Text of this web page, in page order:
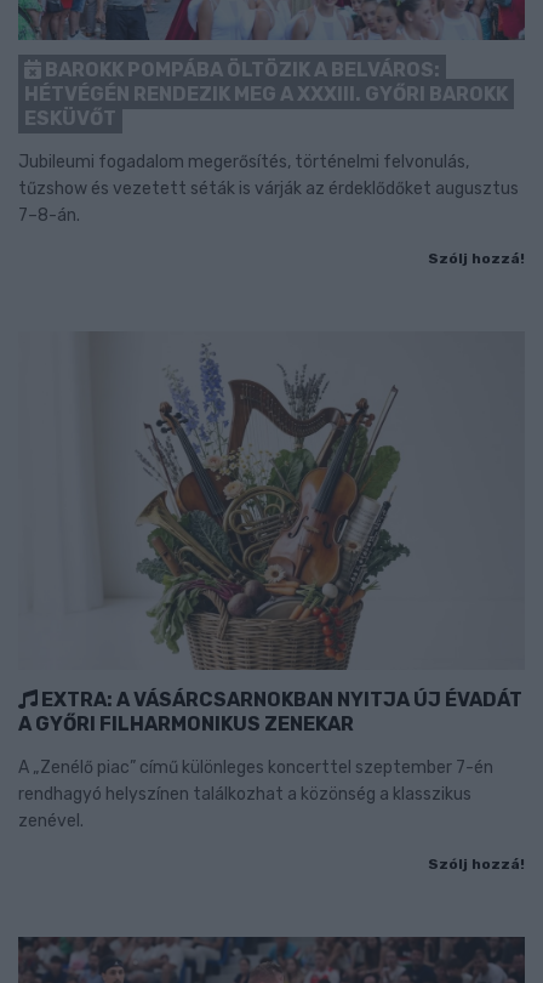
BAROKK POMPÁBA ÖLTÖZIK A BELVÁROS:
HÉTVÉGÉN RENDEZIK MEG A XXXIII. GYŐRI BAROKK
ESKÜVŐT
Jubileumi fogadalom megerősítés, történelmi felvonulás,
tűzshow és vezetett séták is várják az érdeklődőket augusztus
7–8-án.
Szólj hozzá!
EXTRA: A VÁSÁRCSARNOKBAN NYITJA ÚJ ÉVADÁT
A GYŐRI FILHARMONIKUS ZENEKAR
A „Zenélő piac” című különleges koncerttel szeptember 7-én
rendhagyó helyszínen találkozhat a közönség a klasszikus
zenével.
Szólj hozzá!